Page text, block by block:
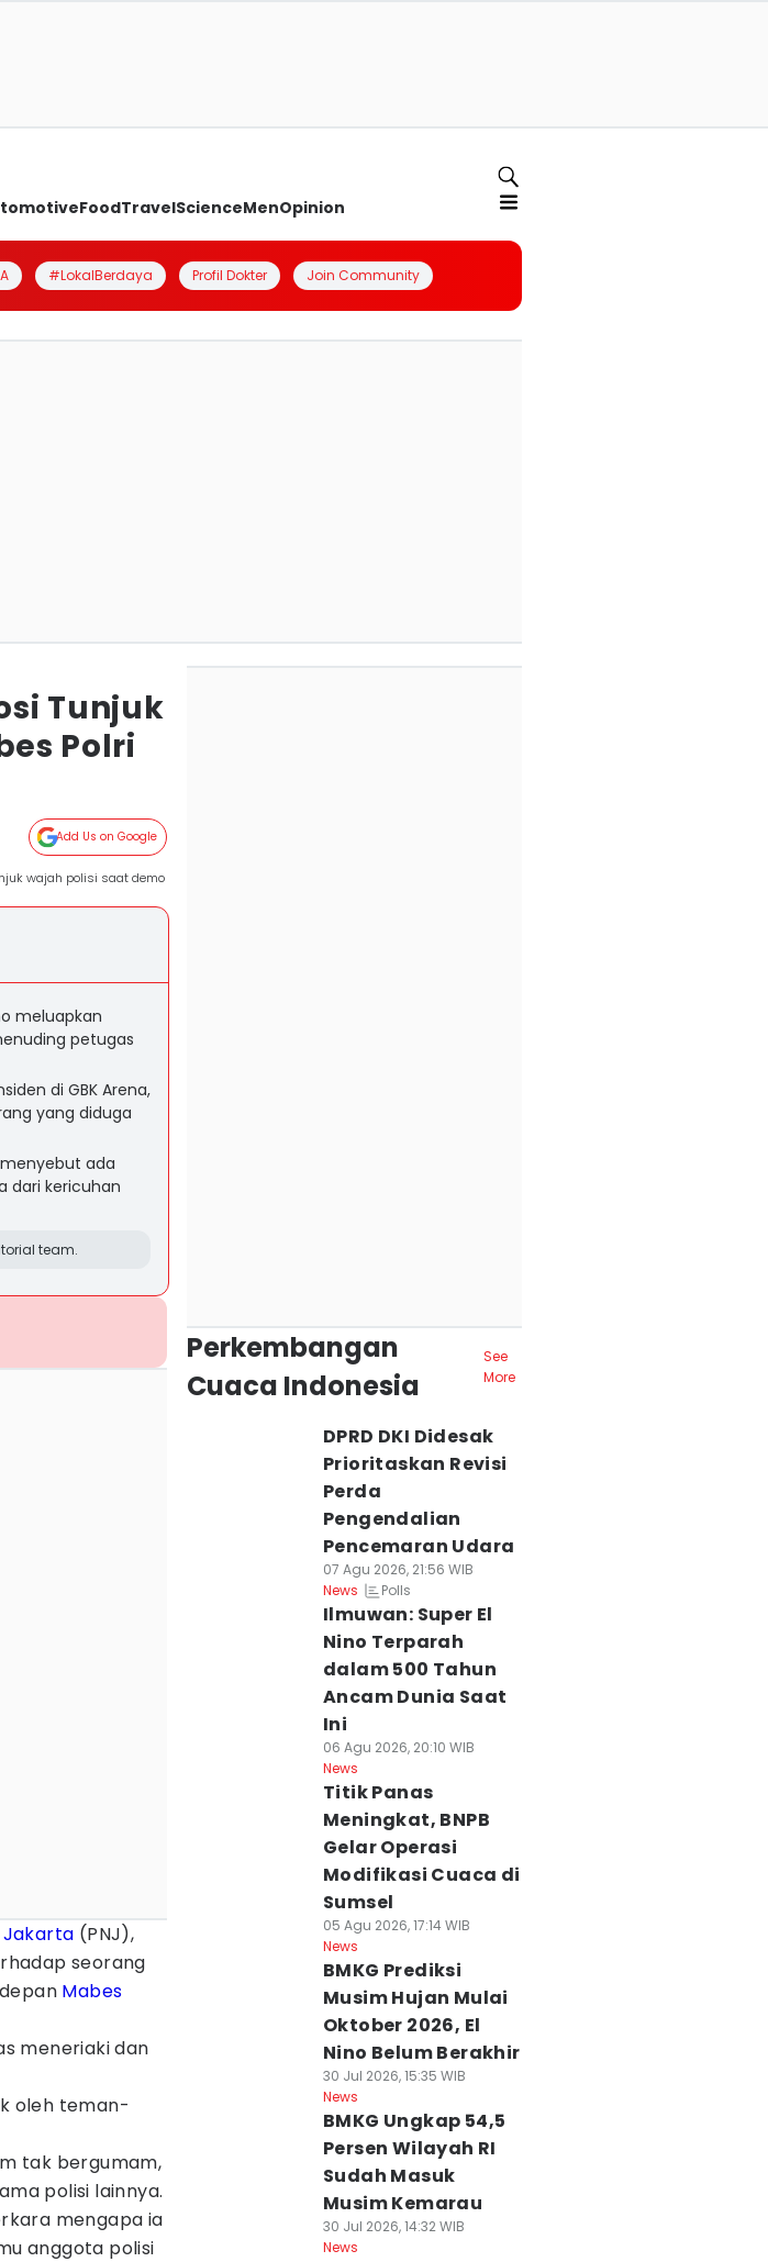
FoodTravelScienceMenOpinion
#LokalBerdaya Profil Dokter Join Community
Tunjuk
Polri
Add Us on Google
wajah polisi saat demo
meluapkan
petugas
di GBK Arena,
yang diduga
ada
dari kericuhan
team.
Jakarta (PNJ),
seorang
Mabes
meneriaki dan
oleh teman-
tak bergumam,
polisi lainnya.
mengapa ia
anggota polisi
Perkembangan
Cuaca Indonesia
See
More
DPRD DKI Didesak
Prioritaskan Revisi
Perda
Pengendalian
Pencemaran Udara
07 Agu 2026, 21:56 WIB
News
Polls
Ilmuwan: Super El
Nino Terparah
dalam 500 Tahun
Ancam Dunia Saat
Ini
06 Agu 2026, 20:10 WIB
News
Titik Panas
Meningkat, BNPB
Gelar Operasi
Modifikasi Cuaca di
Sumsel
05 Agu 2026, 17:14 WIB
News
BMKG Prediksi
Musim Hujan Mulai
Oktober 2026, El
Nino Belum Berakhir
30 Jul 2026, 15:35 WIB
News
BMKG Ungkap 54,5
Persen Wilayah RI
Sudah Masuk
Musim Kemarau
30 Jul 2026, 14:32 WIB
News